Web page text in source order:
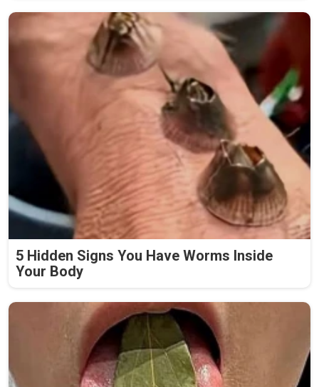
5 Hidden Signs You Have Worms Inside
Your Body